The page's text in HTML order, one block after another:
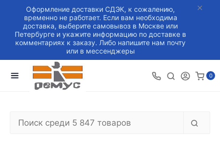
Оформление доставки СДЭК, к сожалению,
временно не работает. Если вам необходима
доставка, выберите самовывоз в Москве или
Петербурге и укажите информацию по доставке в
комментариях к заказу. Либо напишите нам почту
или в мессенджеры
0